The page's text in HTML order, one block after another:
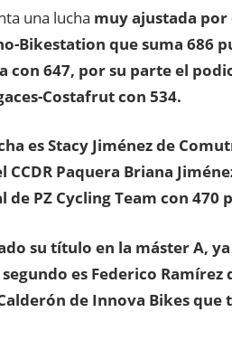
una lucha muy ajustada
Bikestation que suma 686
con 647, por su parte el
Costafrut con 534.
es Stacy Jiménez de
Paquera Briana
PZ Cycling Team con 470
su título en la máster A,
es Federico Ramírez
de Innova Bikes que